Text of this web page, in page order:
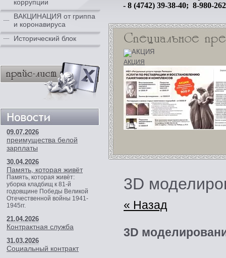
- 8 (4742) 39-38-40; 8-980-
АКЦИЯ
3D
« Назад
3D
коррупции
ВАКЦИНАЦИЯ от гриппа
и коронавируса
Исторический блок
09.07.2026
преимущества белой
зарплаты
30.04.2026
Память, которая живёт
Память, которая живёт:
уборка кладбищ к 81‑й
годовщине Победы Великой
Отечественной войны 1941-
1945гг.
21.04.2026
Контрактная служба
31.03.2026
Социальный контракт